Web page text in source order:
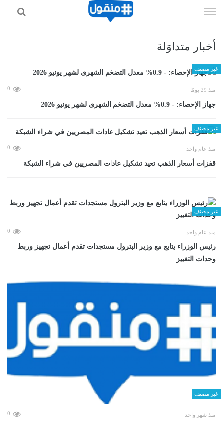
الى
أخبار متداوَلة
غير مصنف
منذ 29 يومًا 0
جهاز الإحصاء: - 0.9% معدل التضخم الشهرى لشهر يونيو 2026
غير مصنف
منذ عام واحد 0
قفزات أسعار الذهب تعيد تشكيل عادات المصريين في شراء الشبكة
غير مصنف
منذ عام واحد 0
رئيس الوزراء يتابع مع وزير البترول مستجدات تقدم أعمال تجهيز وربط
وحدات التغييز
غير مصنف
منذ شهر واحد 0